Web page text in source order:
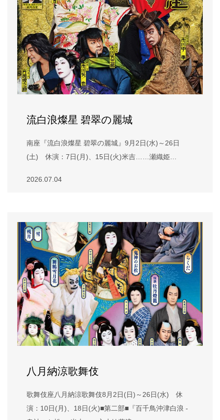
流白浪燦星 碧翠の麗城
南座『流白浪燦星 碧翠の麗城』9月2日(水)～26日
(土) 休演：7日(月)、15日(火)米吉……瀬織姫…
2026.07.04
八月納涼歌舞伎
歌舞伎座八月納涼歌舞伎8月2日(日)～26日(水) 休
演：10日(月)、18日(火)■第二部■『百千鳥沖津白浪 -